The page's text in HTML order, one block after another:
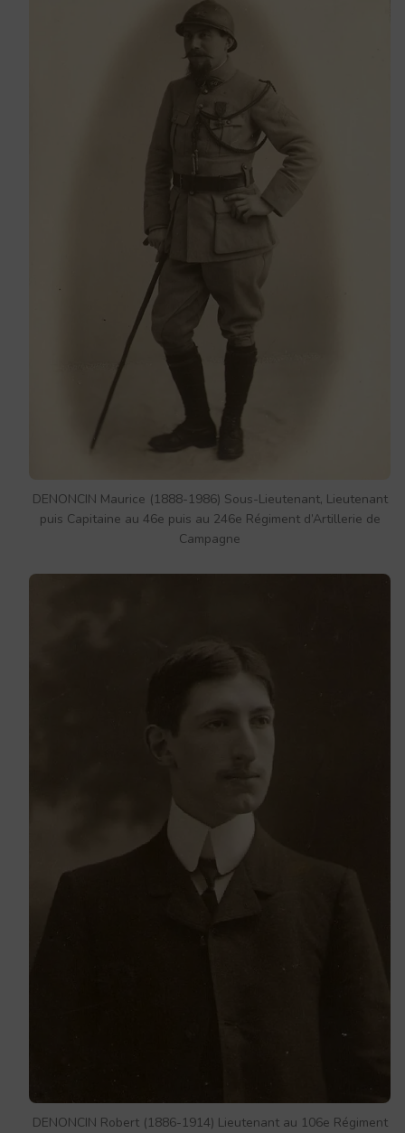
DENONCIN Maurice (1888-1986) Sous-Lieutenant, Lieutenant
puis Capitaine au 46e puis au 246e Régiment d’Artillerie de
Campagne
DENONCIN Robert (1886-1914) Lieutenant au 106e Régiment